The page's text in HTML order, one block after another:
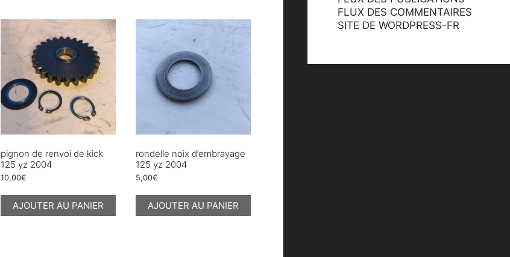
pignon de renvoi de kick
125 yz 2004
10,00€
AJOUTER AU PANIER
rondelle noix d’embrayage
125 yz 2004
5,00€
AJOUTER AU PANIER
FLUX DES COMMENTAIRES
SITE DE WORDPRESS-FR